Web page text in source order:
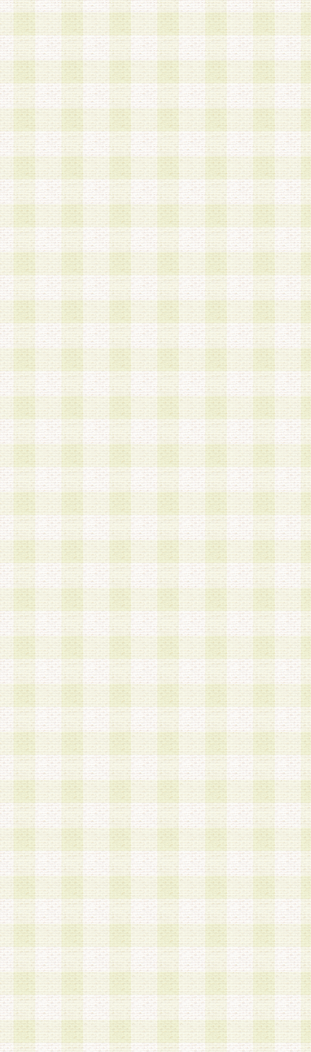
いかなる虚偽の申告をも行ってはならないものと
4.会員は、複数のログインＩＤおよびパスワード
いものとします。
第4条 ログインIDおよびパスワードの管理
1.会員は、会員登録後、本サイト内にて本サービ
加する際には、前条に基づき当社から付与された
スワードを使用するものとします。
2.登録の際に当社が付与したログインIDおよびパ
の使用に関しては、全て会員本人がその責任を負
3.会員は、当社から付与されたログインIDおよび
貸与、名義変更、売買その他形態を問わず第三者
ならないものとします。
4.当社は、会員によるログインIDおよびパスワー
盗用など第三者の利用に伴う損害の発生について
き事由の有無、その他原因の如何を問わず、一切
のとします。
第5条 会員の登録情報
1.当社は、会員の登録情報に含まれる氏名・住所
アドレス等会員個人を識別できる情報を当社が別
シーポリシー
」に基づき適切に取り扱うものとし
は、当該個人情報を以下の各号に定める目的に利
す。なお、これら事項以外の目的で個人情報を利
かじめ会員の同意を得たうえで利用するものとし
a.本サービスの実施または運営
b.本サービスに係る謝礼、景品、調査サンプル品
c.会員からの電話、メール等の問い合わせなどへ
d.その他これらに付随する業務
2.当社は、会員個人を識別することのできる情報
会員情報を本人の承諾なく第三者に開示すること
人を識別できる情報について第三者に開示または
社は事前に会員本人の同意を得るものとします。
3.前項の定めに拘わらず、当社は、以下の目的に
意を 得ることなく、会員個人を識別できる情報
づき選定した委託業者に対して当社の責任におい
できるものとします。な お、当社は、当該委託
契約を締結しこれを遵守させるとともに、本規約
の注意をもって当該情報を使用させるものとし ま
a.本サービスに係る謝礼、景品、調査サンプル品
b.会員からの電話、メール等の問い合わせなどへ
c.モバイルリサーチ、またはグループ形式による
実施もしくは運営
d.その他これらに付随する業務
4.会員は、住所、電話番号その他の登録情報につ
合は、速やかに当社所定の変更手続きを行うもの
5.当社は、必要と認めた場合、会員に対して、電
手段により登録情報の対象者が会員登録者本人で
の内容が正確であること、アンケートの回答内容
うことができるものとます。
6.会員は、会員登録後当社が定期的に行う登録情
して、当社指定の期間内に更新手続きを行うもの
該期間内に更新手続きを行わない場合、その時点
発行したポイントは失効されるものとします。